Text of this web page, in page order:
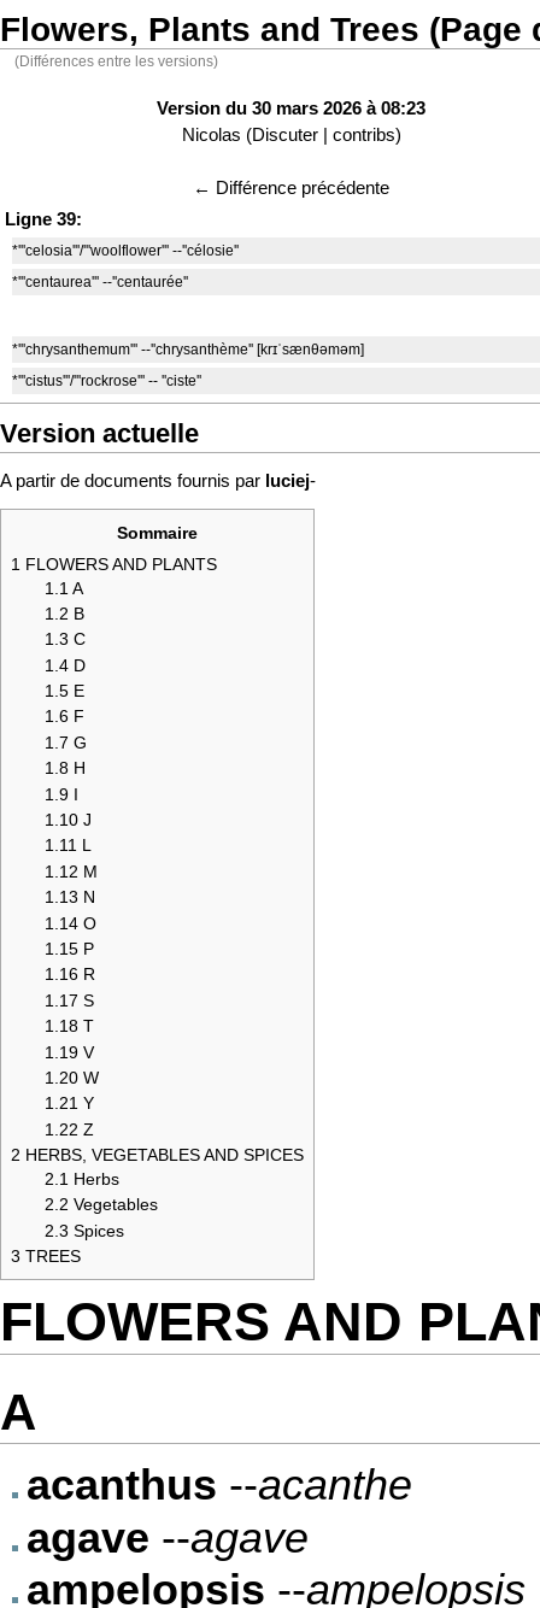
Flowers, Plants and Trees (Page
(Différences entre les versions)
Version du 30 mars 2026 à 08:23
Nicolas (Discuter| contribs)
← Différence précédente
Ligne 39:
*'''celosia'''/'''woolflower''' --''célosie''
*'''centaurea''' --''centaurée''
*'''chrysanthemum''' --''chrysanthème'' [krɪˈsænθəməm]
*'''cistus'''/'''rockrose''' -- ''ciste''
Version actuelle
A partir de documents fournis par luciej-
Sommaire
1 FLOWERS AND PLANTS
1.1 A
1.2 B
1.3 C
1.4 D
1.5 E
1.6 F
1.7 G
1.8 H
1.9 I
1.10 J
1.11 L
1.12 M
1.13 N
1.14 O
1.15 P
1.16 R
1.17 S
1.18 T
1.19 V
1.20 W
1.21 Y
1.22 Z
2 HERBS, VEGETABLES AND SPICES
2.1 Herbs
2.2 Vegetables
2.3 Spices
3 TREES
FLOWERS AND
A
acanthus --acanthe
agave --agave
ampelopsis --ampelopsis